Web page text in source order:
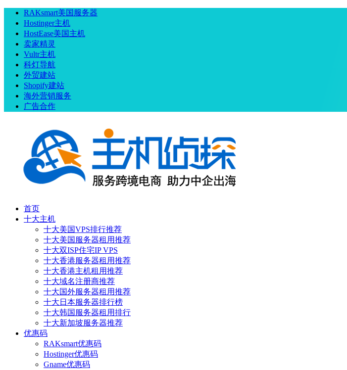
RAKsmart美国服务器
Hostinger主机
HostEase美国主机
卖家精灵
Vultr主机
科灯导航
外贸建站
Shopify建站
海外营销服务
广告合作
首页
十大主机
十大美国VPS排行推荐
十大美国服务器租用推荐
十大双ISP住宅IP VPS
十大香港服务器租用推荐
十大香港主机租用推荐
十大域名注册商推荐
十大国外服务器租用推荐
十大日本服务器排行榜
十大韩国服务器租用排行
十大新加坡服务器推荐
优惠码
RAKsmart优惠码
Hostinger优惠码
Gname优惠码